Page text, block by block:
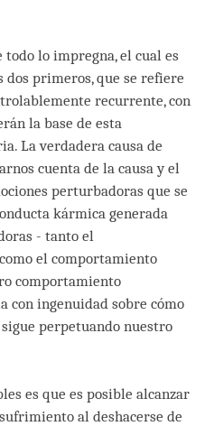
lo impregna, el cual es
primeros, que se refiere
recurrente, con
la base de esta
La verdadera causa de
cuenta de la causa y el
perturbadoras que se
kármica generada
- tanto el
el comportamiento
comportamiento
con ingenuidad sobre cómo
perpetuando nuestro
es que es posible alcanzar
al deshacerse de